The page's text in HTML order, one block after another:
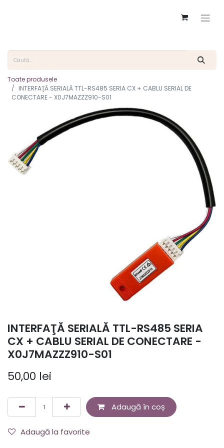
Toate produsele
INTERFAŢĂ SERIALĂ TTL-RS485 SERIA CX + CABLU SERIAL DE
CONECTARE - X0J7MAZZZ910-S01
INTERFAŢĂ SERIALĂ TTL-RS485 SERIA
CX + CABLU SERIAL DE CONECTARE -
X0J7MAZZZ910-S01
50,00 lei
Adaugă în coș
Adaugă la favorite